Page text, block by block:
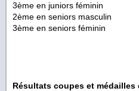
3ème en juniors féminin
2ème en seniors masculin
3ème en seniors féminin
Résultats coupes et médailles